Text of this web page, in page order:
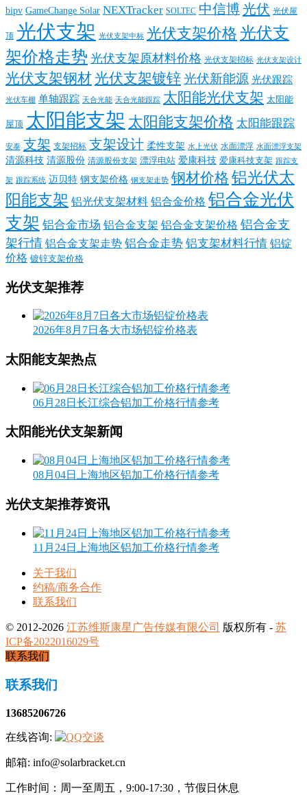
bipv GameChange Solar NEXTracker SOLTEC 中信博光伏 光伏屋
顶 光伏支架 光伏支架中标 光伏支架价格 光伏支
架价格走势 光伏支架原材料价格 光伏支架招标 光伏支架设计
光伏支架钢材光伏支架镀锌光伏新能源 光伏跟踪
光伏车棚 单轴跟踪 天合光能 天合光能跟踪 太阳能光伏支架 太阳能
屋顶 太阳能支架 太阳能支架价格 太阳能跟踪
安泰 支架 支架招标 支架设计 柔性支架 水上光伏 水面漂浮 水面漂浮支架
清源科技 清源股份 清源股份支架 漂浮电站 爱康科技 爱康科技支架 跟踪支
架 跟踪系统 迈贝特 钢支架价格 钢支架走势 钢材价格 铝光伏太
阳能支架 铝光伏支架材料 铝合金价格 铝合金光伏
支架 铝合金市场 铝合金支架 铝合金支架价格 铝合金支
架行情 铝合金支架走势 铝合金走势 铝支架材料行情 铝锭
价格 镀锌支架价格
光伏支架推荐
2026年8月7日各大市场铝锭价格表
太阳能支架热点
06月28日长江综合铝加工价格行情参考
太阳能光伏支架新闻
08月04日上海地区铝加工价格行情参考
光伏支架推荐资讯
11月24日上海地区铝加工价格行情参考
关于我们
约稿/商务合作
联系我们
© 2012-2026 江苏维斯康星广告传媒有限公司 版权所有 - 苏
ICP备2022016029号
联系我们
联系我们
13685206726
在线咨询:
邮箱: info@solarbracket.cn
工作时间：周一至周五，9:00-17:30，节假日休息